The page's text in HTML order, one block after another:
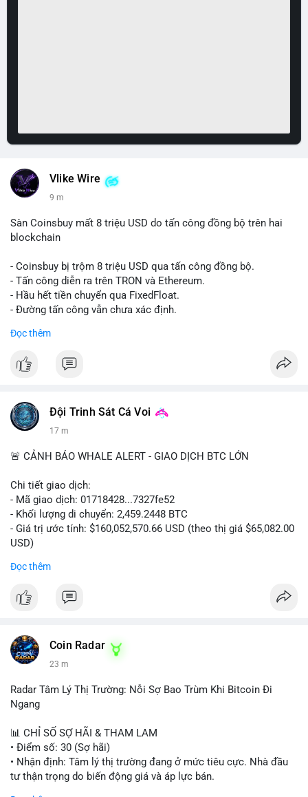
Vlike Wire
9 m
Sàn Coinsbuy mất 8 triệu USD do tấn công đồng bộ trên hai
blockchain
- Coinsbuy bị trộm 8 triệu USD qua tấn công đồng bộ.
- Tấn công diễn ra trên TRON và Ethereum.
- Hầu hết tiền chuyển qua FixedFloat.
- Đường tấn công vẫn chưa xác định.
#binancesquare
$trx $eth
📰 Nguồn: CoinDesk
Đọc thêm
Đội Trinh Sát Cá Voi
17 m
🚨 CẢNH BÁO WHALE ALERT - GIAO DỊCH BTC LỚN
Chi tiết giao dịch:
- Mã giao dịch: 01718428...7327fe52
- Khối lượng di chuyển: 2,459.2448 BTC
- Giá trị ước tính: $160,052,570.66 USD (theo thị giá $65,082.00
USD)
Khối lượng 2,459 BTC tương đương hơn 160 triệu USD được
việc di chuyển số lượng lớn này có thể phục vụ mục đích tái
phân bổ danh mục sang ví lạnh để nắm giữ dài hạn, hoặc
Động thái này có thể tạo áp lực tâm lý ngắn hạn lên thị trường
khi nhà đầu tư nhỏ lẻ lo ngại về khả năng bán tháo. Tuy nhiên,
xu hướng trung hạn.
Lời khuyên cho nhà đầu tư nhỏ lẻ:
Hãy theo dõi sát các giao dịch tiếp theo từ địa chỉ ví nguồn để
Đọc thêm
Coin Radar
23 m
Radar Tâm Lý Thị Trường: Nỗi Sợ Bao Trùm Khi Bitcoin Đi
Ngang
📊 CHỈ SỐ SỢ HÃI & THAM LAM
• Điểm số: 30 (Sợ hãi)
• Nhận định: Tâm lý thị trường đang ở mức tiêu cực. Nhà đầu
tư thận trọng do biến động giá và áp lực bán.